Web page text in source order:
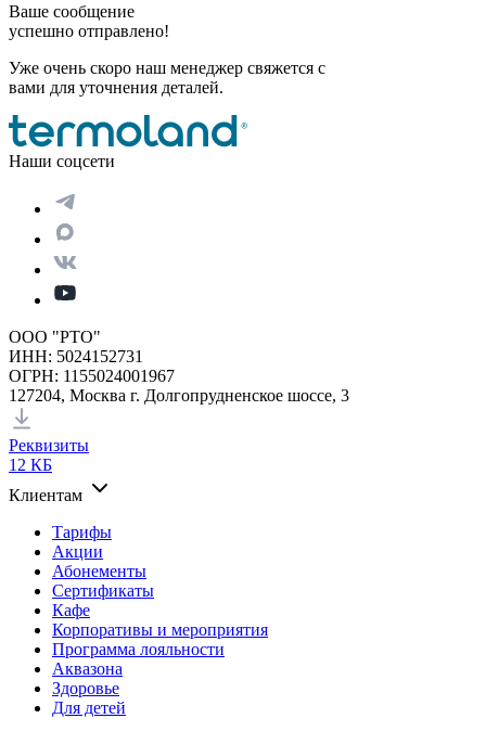
Ваше сообщение
успешно отправлено!
Уже очень скоро наш менеджер свяжется с
вами для уточнения деталей.
Наши соцсети
ООО "РТО"
ИНН: 5024152731
ОГРН: 1155024001967
127204, Москва г. Долгопрудненское шоссе, 3
Реквизиты
12 КБ
Клиентам
Тарифы
Акции
Абонементы
Сертификаты
Кафе
Корпоративы и мероприятия
Программа лояльности
Аквазона
Здоровье
Для детей